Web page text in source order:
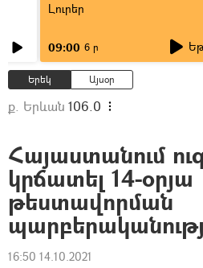
Լուրեր
09:00 6 ր
Երեկ Այսօր
ք. Երևան 106.0
Հայաստանում
կրճատել 14-օրյա
թեստավորման
16:50 14.10.2021